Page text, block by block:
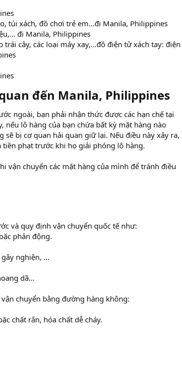
túi xách, đồ chơi trẻ em…đi Manila, Philippines
đi Manila, Philippines
cây, các loại máy xay,...đồ điện tử xách tay: điện
đến Manila, Philippines​
ngoài, bạn phải nhận thức được các hạn chế tại
nếu lô hàng của bạn chứa bất kỳ mặt hàng nào
sẽ bị cơ quan hải quan giữ lại. Nếu điều này xảy ra,
tiền phạt trước khi họ giải phóng lô hàng.
vận chuyển các mặt hàng của mình để tránh điều
và quy định vận chuyển quốc tế như:
phản động.
nghiện, …
dã…
chuyển bằng đường hàng không:
chất rắn, hóa chất dễ cháy.